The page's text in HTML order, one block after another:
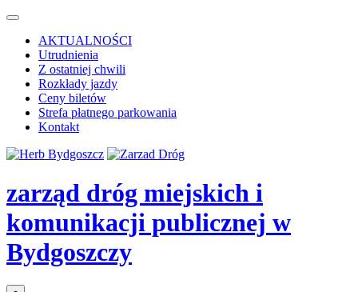
AKTUALNOŚCI
Utrudnienia
Z ostatniej chwili
Rozkłady jazdy
Ceny biletów
Strefa płatnego parkowania
Kontakt
zarząd dróg miejskich i
komunikacji publicznej w
Bydgoszczy